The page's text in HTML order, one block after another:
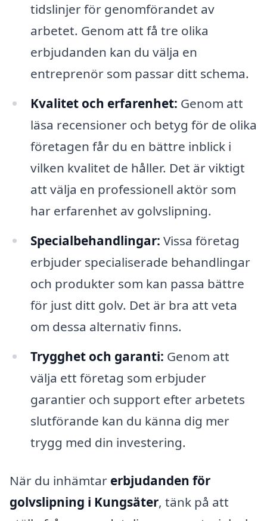
tidslinjer för genomförandet av
arbetet. Genom att få tre olika
erbjudanden kan du välja en
entreprenör som passar ditt schema.
Kvalitet och erfarenhet: Genom att
läsa recensioner och betyg för de olika
företagen får du en bättre inblick i
vilken kvalitet de håller. Det är viktigt
att välja en professionell aktör som
har erfarenhet av golvslipning.
Specialbehandlingar: Vissa företag
erbjuder specialiserade behandlingar
och produkter som kan passa bättre
för just ditt golv. Det är bra att veta
om dessa alternativ finns.
Trygghet och garanti: Genom att
välja ett företag som erbjuder
garantier och support efter arbetets
slutförande kan du känna dig mer
trygg med din investering.
När du inhämtar erbjudanden för
golvslipning i Kungsäter, tänk på att